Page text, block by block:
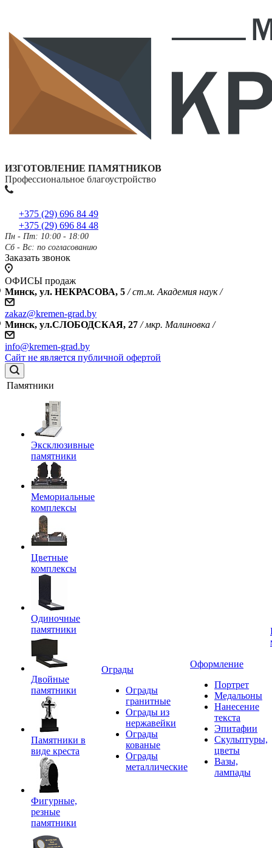
ИЗГОТОВЛЕНИЕ ПАМЯТНИКОВ
Профессиональное благоустройство
+375 (29) 696 84 49
+375 (29) 696 84 48
Пн - Пт: 10:00 - 18:00
Сб - Вс: по согласованию
Заказать звонок
ОФИСЫ продаж
Минск, ул. НЕКРАСОВА, 5 / ст.м. Академия наук /
zakaz@kremen-grad.by
Минск, ул.СЛОБОДСКАЯ, 27 / мкр. Малиновка /
info@kremen-grad.by
Сайт не является публичной офертой
Памятники
Эксклюзивные
памятники
Мемориальные
комплексы
Цветные
комплексы
Одиночные
памятники
Двойные
памятники
Памятники в
виде креста
Фигурные,
резные
памятники
Ограды
Ограды
гранитные
Ограды из
нержавейки
Ограды
кованые
Ограды
металлические
Оформление
Портрет
Медальоны
Нанесение
текста
Эпитафии
Скульптуры,
цветы
Вазы,
лампады